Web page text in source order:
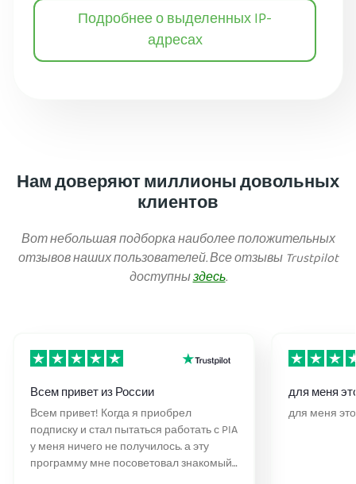
Подробнее о выделенных IP-
адресах
Нам доверяют миллионы довольных
клиентов
Вот небольшая подборка наиболее положительных
отзывов наших пользователей. Все отзывы Trustpilot
доступныздесь.
Всем привет из России
Всем привет! Когда я приобрел
подписку и стал пытаться работать с PIA
у меня ничего не получилось. а эту
программу мне посоветовал знакомый ,
для меня
для меня